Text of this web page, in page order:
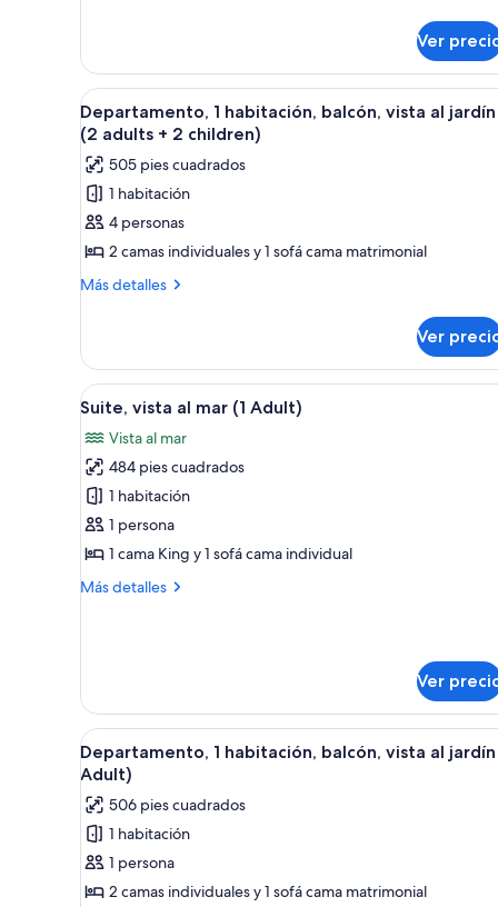
mar
(3
adults)
1
habitación,
balcón,
vista
al
mar
(3
adults)
Ver
Abrir
todas
las
fotos
de
Departamento,
1
habitación,
al
jardín
(2
adults
+
2
children)
Habitación de hotel con dos
7
Departamento, 1 habitación, balcón, vista al jardín
(2 adults + 2 children)
505 pies cuadrados
1 habitación
4 personas
2 camas individuales y 1 sofá cama matrimonial
Más detalles
Más
1
habitación,
balcón,
al
jardín
(2
adults
+
2
children)
Ver
Abrir
todas
las
fotos
de
Suite,
vista
mar
Una cama bien hecha con
7
Suite, vista al mar (1 Adult)
Vista al mar
484 pies cuadrados
1 habitación
1 persona
1 cama King y 1 sofá cama individual
Más detalles
Más
mar
Adult)
Ver
Abrir
todas
las
fotos
de
Departamento,
1
Habitación de hotel con dos
7
Departamento, 1 habitación, balcón, vista al jardín
Adult)
506 pies cuadrados
1 habitación
1 persona
2 camas individuales y 1 sofá cama matrimonial